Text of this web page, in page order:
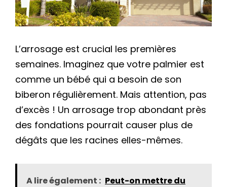
L’arrosage est crucial les premières
semaines. Imaginez que votre palmier est
comme un bébé qui a besoin de son
biberon régulièrement. Mais attention, pas
d’excès ! Un arrosage trop abondant près
des fondations pourrait causer plus de
dégâts que les racines elles-mêmes.
A lire également : Peut-on mettre du